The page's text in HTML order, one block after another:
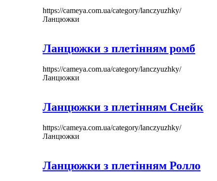
https://cameya.com.ua/category/lanczyuzhky/
Ланцюжки
Ланцюжки з плетінням ромб
https://cameya.com.ua/category/lanczyuzhky/
Ланцюжки
Ланцюжки з плетінням Снейк
https://cameya.com.ua/category/lanczyuzhky/
Ланцюжки
Ланцюжки з плетінням Ролло